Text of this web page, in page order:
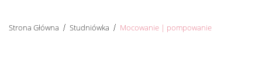
Strona Główna Studniówka Mocowanie | pompowanie